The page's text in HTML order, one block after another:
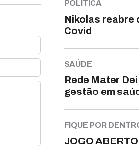
POLÍTICA
Nikolas reabre
Covid
SAÚDE
Rede Mater
gestão em
FIQUE POR
JOGO ABERTO